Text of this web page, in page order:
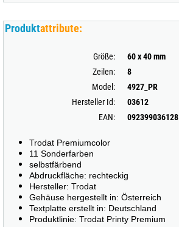
Produktattribute:
Größe:
60 x 40 mm
Zeilen:
8
Model:
4927_PR
Hersteller Id:
03612
EAN:
092399036128
Trodat Premiumcolor
11 Sonderfarben
selbstfärbend
Abdruckfläche: rechteckig
Hersteller: Trodat
Gehäuse hergestellt in: Österreich
Textplatte erstellt in: Deutschland
Produktlinie: Trodat Printy Premium